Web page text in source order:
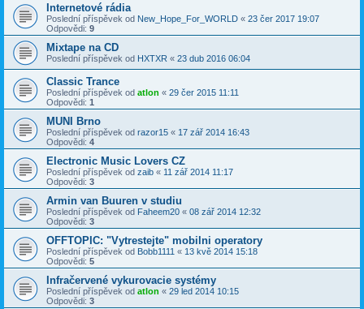
Internetové rádia
Poslední příspěvek od New_Hope_For_WORLD « 23 čer 2017 19:07
Odpovědi: 9
Mixtape na CD
Poslední příspěvek od HXTXR « 23 dub 2016 06:04
Classic Trance
Poslední příspěvek od atlon « 29 čer 2015 11:11
Odpovědi: 1
MUNI Brno
Poslední příspěvek od razor15 « 17 zář 2014 16:43
Odpovědi: 4
Electronic Music Lovers CZ
Poslední příspěvek od zaib « 11 zář 2014 11:17
Odpovědi: 3
Armin van Buuren v studiu
Poslední příspěvek od Faheem20 « 08 zář 2014 12:32
Odpovědi: 3
OFFTOPIC: "Vytrestejte" mobilni operatory
Poslední příspěvek od Bobb1111 « 13 kvě 2014 15:18
Odpovědi: 5
Infračervené vykurovacie systémy
Poslední příspěvek od atlon « 29 led 2014 10:15
Odpovědi: 3